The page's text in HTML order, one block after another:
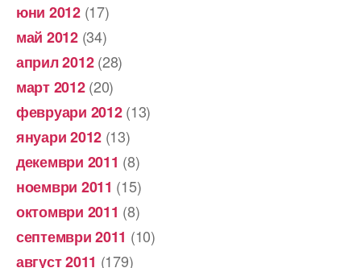
юни 2012(17)
май 2012(34)
април 2012(28)
март 2012(20)
февруари 2012(13)
януари 2012 (13)
декември 2011 (8)
ноември 2011 (15)
октомври 2011 (8)
септември 2011 (10)
август 2011 (179)